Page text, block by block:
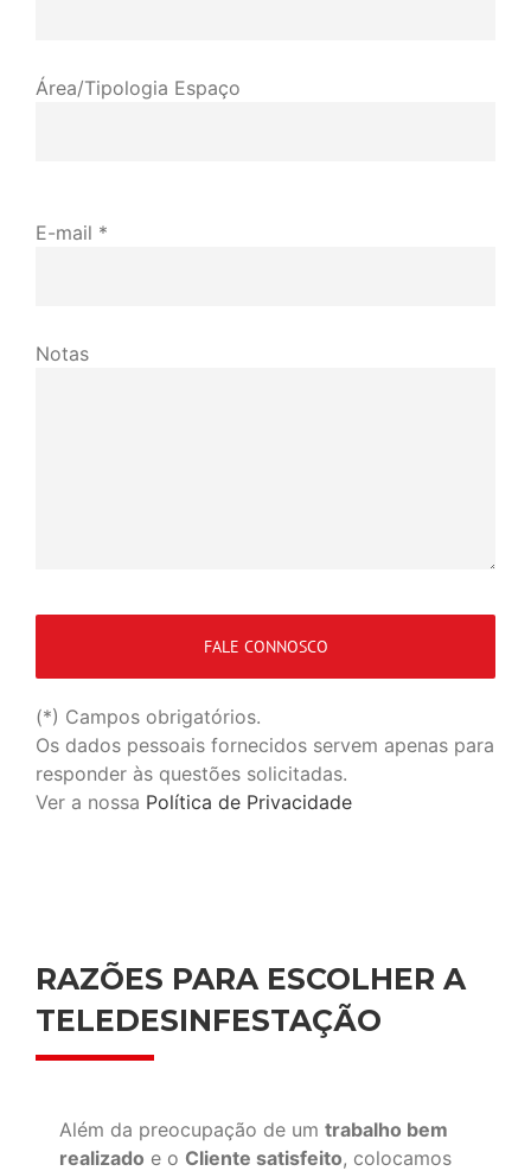
Área/Tipologia Espaço
E-mail *
Notas
(*) Campos obrigatórios.
Os dados pessoais fornecidos servem apenas para
responder às questões solicitadas.
Ver a nossa Política de Privacidade
RAZÕES PARA ESCOLHER A
TELEDESINFESTAÇÃO
Além da preocupação de um trabalho bem
realizado e o Cliente satisfeito, colocamos